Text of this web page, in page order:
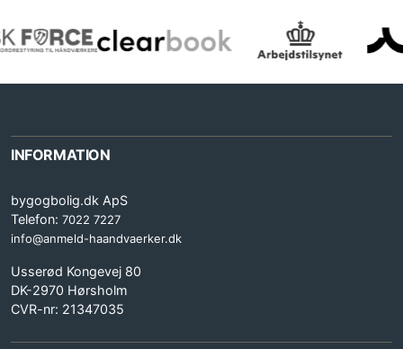
INFORMATION
bygogbolig.dk ApS
Telefon: 7022 7227
info@anmeld-haandvaerker.dk
Usserød Kongevej 80
DK-2970 Hørsholm
CVR-nr: 21347035